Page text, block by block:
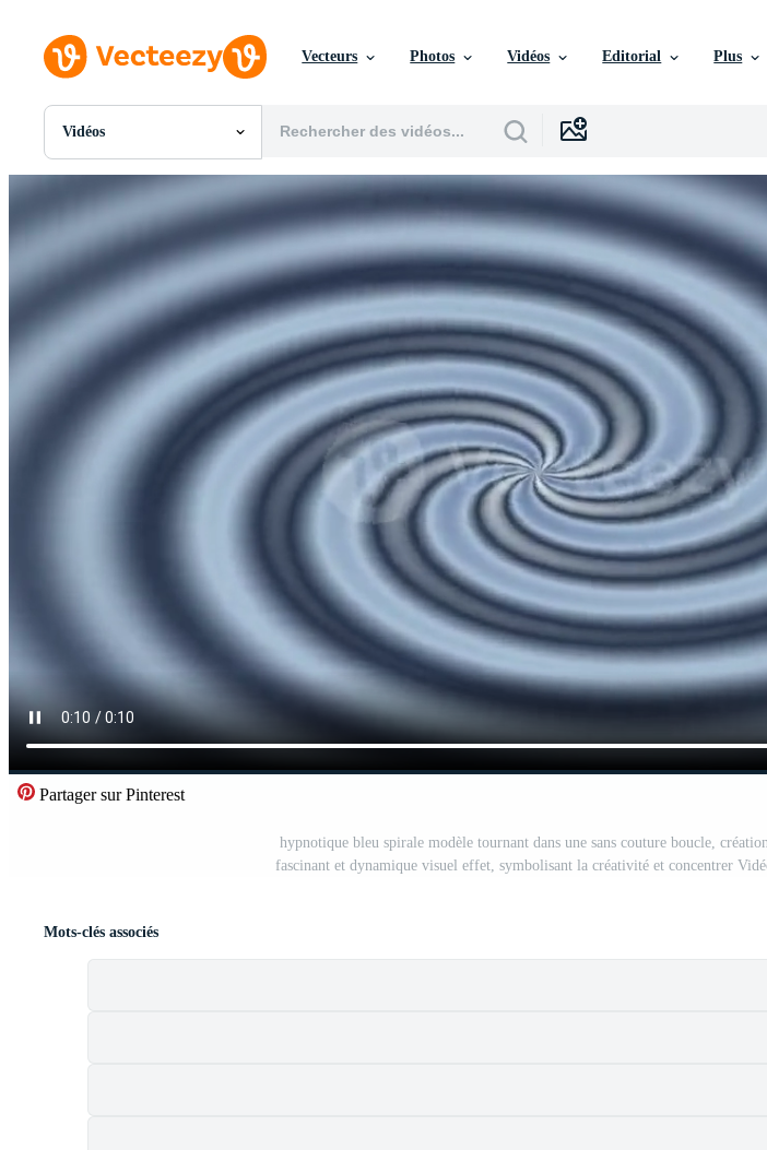
Vecteurs Photos Vidéos Editorial Plus
Vidéos
Toutes Images
Photos
PNGs
PSDs
SVGs
Modèles
Vecteurs
Vidéos
Motion graphics
Images Éditoriales
Événements Éditoriaux
Partager sur Pinterest
hypnotique bleu spirale modèle tournant dans une sans couture boucle,
fascinant et dynamique visuel effet, symbolisant la créativité et concentrer
Mots-clés associés